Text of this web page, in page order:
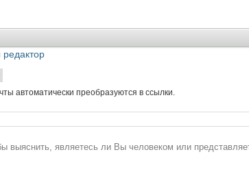
редактор
автоматически преобразуются в ссылки.
выяснить, являетесь ли Вы человеком или